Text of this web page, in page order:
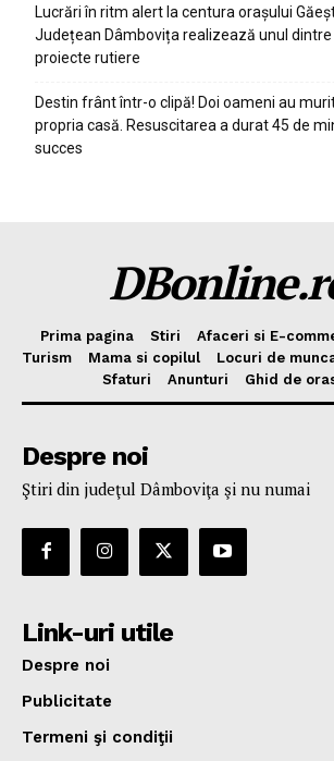
Lucrări în ritm alert la centura orașului
Județean Dâmbovița realizează unul
proiecte rutiere
Destin frânt într-o clipă! Doi oameni au
propria casă. Resuscitarea a durat 45 de
succes
Prima pagina Stiri Afaceri si E-
Turism
Mama si copilul Locuri de
Sfaturi
Anunturi Ghid de
Despre noi
Ştiri din judeţul Dâmboviţa şi nu numai
Link-uri utile
Despre noi
Publicitate
Termeni şi condiţii